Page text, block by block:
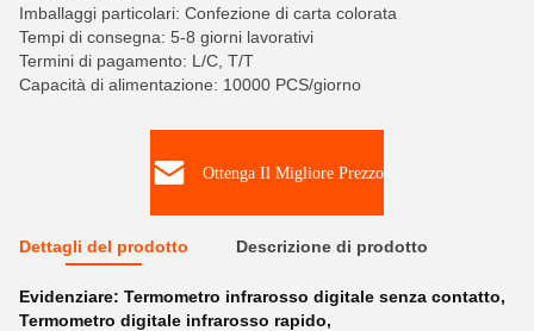
Imballaggi particolari: Confezione di carta colorata
Tempi di consegna: 5-8 giorni lavorativi
Termini di pagamento: L/C, T/T
Capacità di alimentazione: 10000 PCS/giorno
Ottenga Il Migliore Prezzo
Dettagli del prodotto Descrizione di prodotto
Evidenziare: Termometro infrarosso digitale senza contatto,
Termometro digitale infrarosso rapido,